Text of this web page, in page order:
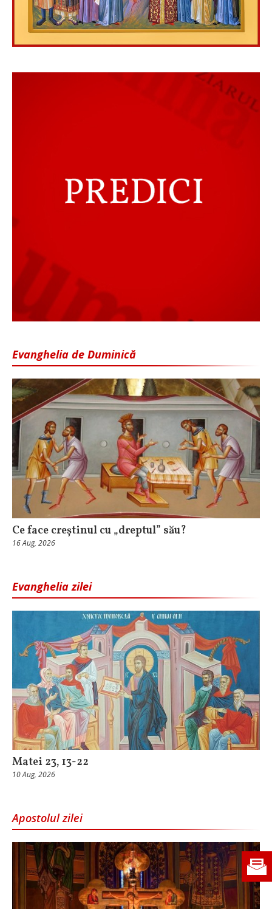
Evanghelia de Duminică
Ce face creștinul cu „dreptul” său?
16 Aug, 2026
Evanghelia zilei
Matei 23, 13-22
10 Aug, 2026
Apostolul zilei